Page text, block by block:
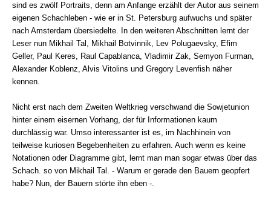
sind es zwölf Portraits, denn am Anfange erzählt der Autor aus seinem
eigenen Schachleben - wie er in St. Petersburg aufwuchs und später
nach Amsterdam übersiedelte. In den weiteren Abschnitten lernt der
Leser nun Mikhail Tal, Mikhail Botvinnik, Lev Polugaevsky, Efim
Geller, Paul Keres, Raul Capablanca, Vladimir Zak, Semyon Furman,
Alexander Koblenz, Alvis Vitolins und Gregory Levenfish näher
kennen.
Nicht erst nach dem Zweiten Weltkrieg verschwand die Sowjetunion
hinter einem eisernen Vorhang, der für Informationen kaum
durchlässig war. Umso interessanter ist es, im Nachhinein von
teilweise kuriosen Begebenheiten zu erfahren. Auch wenn es keine
Notationen oder Diagramme gibt, lernt man man sogar etwas über das
Schach. so von Mikhail Tal. - Warum er gerade den Bauern geopfert
habe? Nun, der Bauern störte ihn eben -.